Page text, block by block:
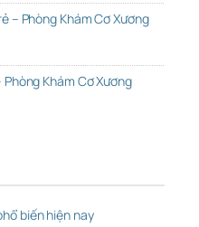
– Phòng Khám Cơ Xương
Khám Cơ Xương
biến hiện nay